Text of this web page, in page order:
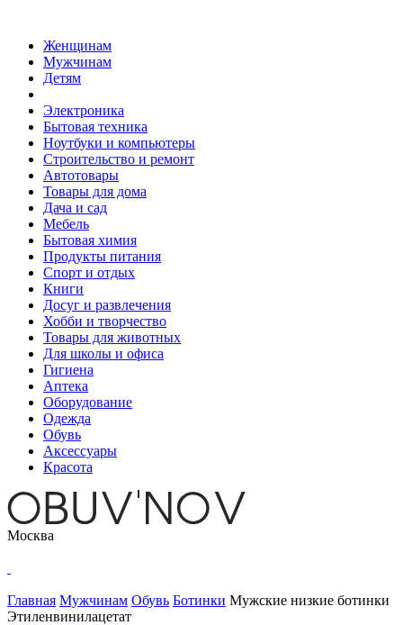
Женщинам
Мужчинам
Детям
Электроника
Бытовая техника
Ноутбуки и компьютеры
Строительство и ремонт
Автотовары
Товары для дома
Дача и сад
Мебель
Бытовая химия
Продукты питания
Спорт и отдых
Книги
Досуг и развлечения
Хобби и творчество
Товары для животных
Для школы и офиса
Гигиена
Аптека
Оборудование
Одежда
Обувь
Аксессуары
Красота
Москва
Главная Мужчинам Обувь Ботинки Мужские низкие ботинки
Этиленвинилацетат